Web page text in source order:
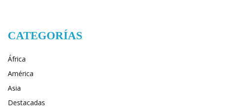
CATEGORÍAS
África
América
Asia
Destacadas